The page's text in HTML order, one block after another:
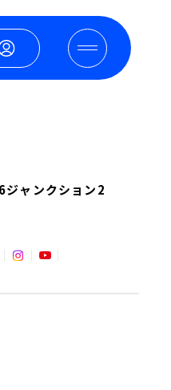
ジャンクション2